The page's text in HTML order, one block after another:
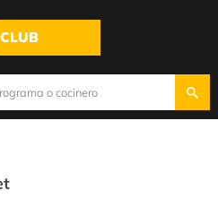
CLUB